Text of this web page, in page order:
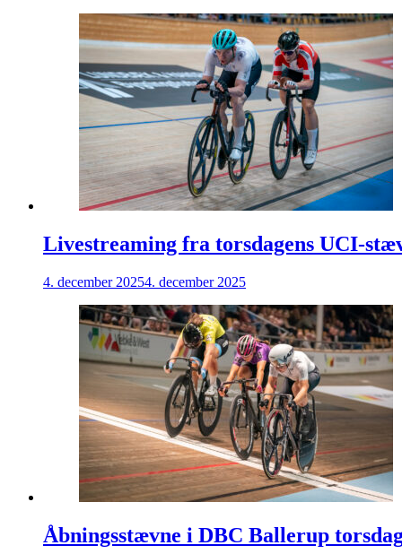
Livestreaming fra torsdagens UCI-
4. december 20254. december 2025
Åbningsstævne i DBC Ballerup